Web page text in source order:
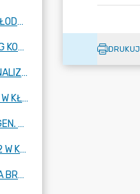
BIBLIOTEKA PUBLICZNA W KŁODAWIE
ZARZĄD BUDYNKÓW I USŁUG KOMUNALNYCH W KŁODAWIE
ZAKŁAD WODOCIĄGÓW I KANALIZACJI W KŁODAWIE
GMINNY OŚRODEK KULTURY W KŁODAWIE
SZKOŁA PODSTAWOWA IM. GEN. T.KUTRZEBY W BIERZWIENNEJ DŁUGIEJ
SZKOŁA PODSTAWOWA NR 2 W KŁODAWIE IM. BIAŁYCH GÓRNIKÓW
PRZEDSZKOLE NR 1 IM. JANA BRZECHWY
DRUKUJ